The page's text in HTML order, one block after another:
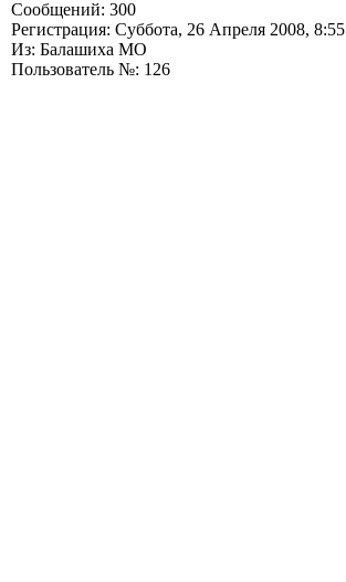
Сообщений: 300
Регистрация: Суббота, 26 Апреля 2008, 8:55
Из: Балашиха МО
Пользователь №: 126